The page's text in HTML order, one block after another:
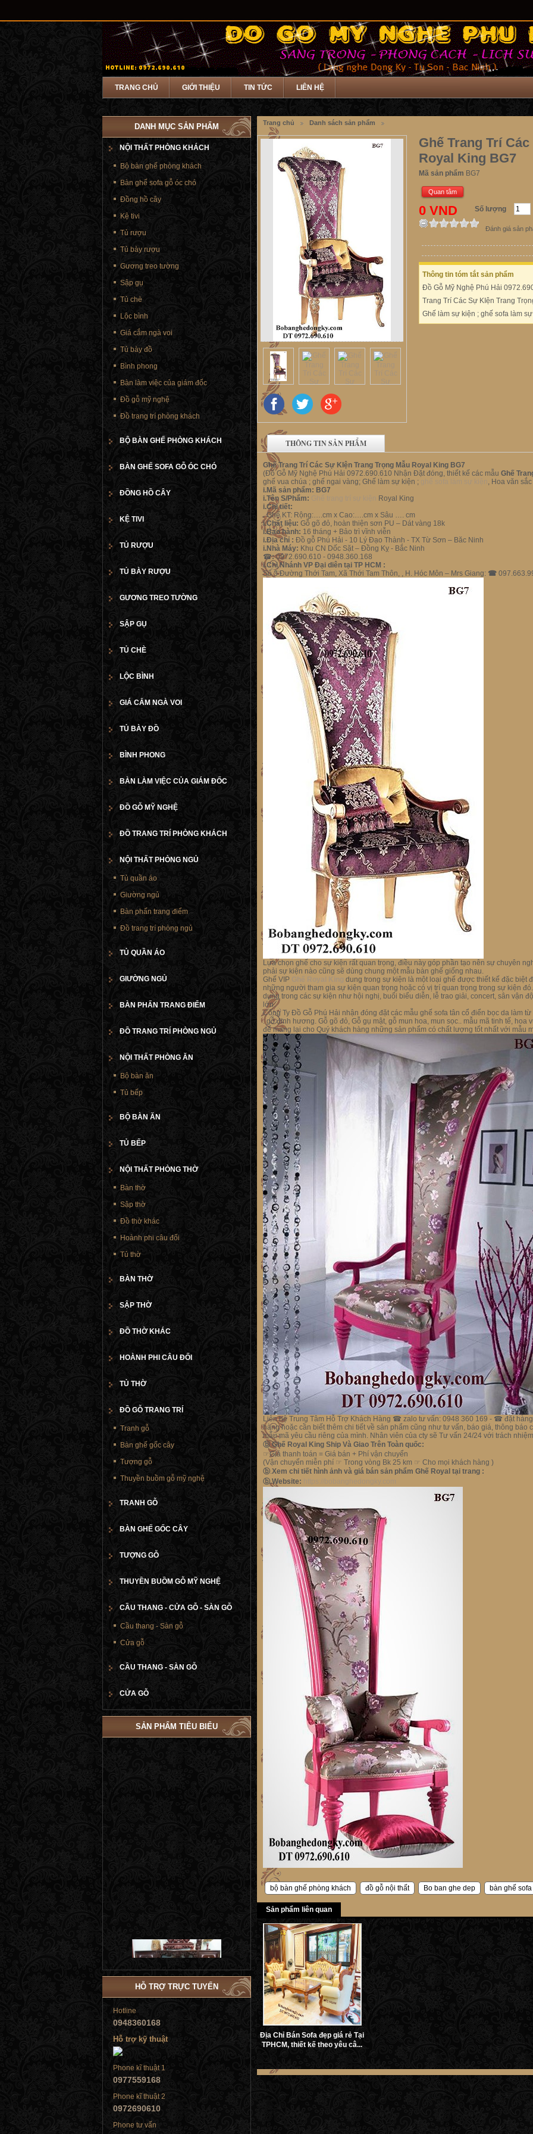
TRANG CHỦ GIỚI THIỆU TIN TỨC LIÊN HỆ
Trang chủ Danh sách sản phẩm
Ghế Trang Trí
Royal King BG7
Mã sản phẩm BG7
Quan tâm
0 VND Số lượng
Đánh giá sản
Thông tin tóm tắt sản phẩm
Đồ Gỗ Mỹ Nghệ Phú Hải
Trang Trí Các Sự KIện Trang
Ghế làm sự kiện ; ghế sofa làm
THÔNG TIN SẢN PHẨM
Ghế Trang Trí Các Sự KIện Trang Trọng Mẫu Royal King BG7
(Đồ Gỗ Mỹ Nghệ Phú Hải 0972.690.610 Nhận Đặt đóng, thiết kế các mẫu Ghế
ghế vua chúa ; ghế ngai vàng; Ghế làm sự kiện ;
, Hoa văn
i.Mã sản phẩm: BG7
i.Tên S/Phẩm:
Royal King
i.Chi tiết:
.Ghế KT: Rộng:….cm x Cao:….cm x Sâu …. cm
i.Chất liệu: Gỗ gõ đỏ, hoàn thiện sơn PU – Dát vàng 18k
i.Bảo hành: 16 tháng + Bảo trì vĩnh viễn
i.Địa chỉ : Đồ gỗ Phú Hải - 10 Lý Đạo Thành - TX Từ Sơn – Băc Ninh
i.Nhà Máy: Khu CN Dốc Sặt – Đồng Kỵ - Bắc Ninh
☎:0972.690.610 - 0948.360.168
i.Chi Nhánh VP Đại diên tại TP HCM :
Số 3 Đường Thới Tam, Xã Thới Tam Thôn, , H. Hóc Môn – Mrs Giang: ☎
Lựa chọn ghế cho sự kiện rất quan trọng, điều này góp phần tạo nên sự chuyên
phải sự kiện nào cũng sẽ dùng chung một mẫu bàn ghế giống nhau.
Ghế VIP
dung trong sự kiện là một loại ghế được thiết kế đặc biệt
những người tham gia sự kiện quan trọng hoặc có vị trí quan trọng trong sự kiện
dụng trong các sự kiện như hội nghị, buổi biểu diễn, lễ trao giải, concert, sân vận
lớn.
Công Ty Đồ Gỗ Phú Hải nhận đóng đặt các mẫu ghế sofa tân cổ điển bọc da làm
: gỗ đinh hương. Gỗ gõ đỏ, Gỗ gụ mật, gỗ mun hoa, mun sọc.. mẫu mã tinh tế, hoa
để mang lại cho Quý khách hàng những sản phẩm có chất lượng tốt nhất với mẫu
Liên hệ Trung Tâm Hỗ Trợ Khách Hàng ☎ zalo tư vấn: 0948 360 169 - ☎ đặt
hàng hoặc cần biết thêm chi tiết về sản phẩm cũng như tư vấn, báo giá, thông
mẫu mã yêu cầu riêng của mình. Nhân viên của cty sẽ Tư vấn 24/24 với trách
ⓑ.Ghế Royal King Ship Và Giao Trên Toàn quốc:
☞Giá thanh toán = Giá bán + Phí vận chuyển
(Vận chuyển miễn phí ☞ Trong vòng Bk 25 km ☞ Cho mọi khách hàng )
ⓑ.Xem chi tiết hình ảnh và giá bán sản phẩm Ghế Royal tại trang :
ⓑ.Website:
bộ bàn ghế phòng khách đồ gỗ nội thất Bo ban ghe dep bàn ghế
Sản phẩm liên quan
Địa Chỉ Bán Sofa đẹp giá rẻ Tại
TPHCM, thiết kế theo yêu câ...
DANH MỤC SẢN PHẨM
NỘI THẤT PHÒNG KHÁCH
Bộ bàn ghế phòng khách
Bàn ghế sofa gỗ óc chó
Đồng hồ cây
Kệ tivi
Tủ rượu
Tủ bày rượu
Gương treo tường
Sập gụ
Tủ chè
Lộc bình
Giá cắm ngà voi
Tủ bày đồ
Bình phong
Bàn làm việc của giám đốc
Đồ gỗ mỹ nghệ
Đồ trang trí phòng khách
BỘ BÀN GHẾ PHÒNG KHÁCH
BÀN GHẾ SOFA GỖ ÓC CHÓ
ĐỒNG HỒ CÂY
KỆ TIVI
TỦ RƯỢU
TỦ BÀY RƯỢU
GƯƠNG TREO TƯỜNG
SẬP GỤ
TỦ CHÈ
LỘC BÌNH
GIÁ CẮM NGÀ VOI
TỦ BÀY ĐỒ
BÌNH PHONG
BÀN LÀM VIỆC CỦA GIÁM ĐỐC
ĐỒ GỖ MỸ NGHỆ
ĐỒ TRANG TRÍ PHÒNG KHÁCH
NỘI THẤT PHÒNG NGỦ
Tủ quần áo
Giường ngủ
Bàn phấn trang điểm
Đồ trang trí phòng ngủ
TỦ QUẦN ÁO
GIƯỜNG NGỦ
BÀN PHẤN TRANG ĐIỂM
ĐỒ TRANG TRÍ PHÒNG NGỦ
NỘI THẤT PHÒNG ĂN
Bộ bàn ăn
Tủ bếp
BỘ BÀN ĂN
TỦ BẾP
NỘI THẤT PHÒNG THỜ
Bàn thờ
Sập thờ
Đồ thờ khác
Hoành phi câu đối
Tủ thờ
BÀN THỜ
SẬP THỜ
ĐỒ THỜ KHÁC
HOÀNH PHI CÂU ĐỐI
TỦ THỜ
ĐỒ GỖ TRANG TRÍ
Tranh gỗ
Bàn ghế gốc cây
Tượng gỗ
Thuyền buồm gỗ mỹ nghệ
TRANH GỖ
BÀN GHẾ GỐC CÂY
TƯỢNG GỖ
THUYỀN BUỒM GỖ MỸ NGHỆ
CẦU THANG - CỬA GỖ - SÀN GỖ
Cầu thang - Sàn gỗ
Cửa gỗ
CẦU THANG - SÀN GỖ
CỬA GỖ
SẢN PHẨM TIÊU BIỂU
Tủ đứng
HỖ TRỢ TRỰC TUYẾN
Hotline
0948360168
Hỗ trợ kỹ thuật
Phone kĩ thuật 1
0977559168
Phone kĩ thuật 2
0972690610
Phone tư vấn